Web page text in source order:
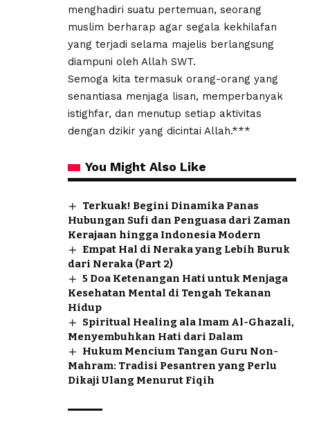
menghadiri suatu pertemuan, seorang
muslim berharap agar segala kekhilafan
yang terjadi selama majelis berlangsung
diampuni oleh Allah SWT.
Semoga kita termasuk orang-orang yang
senantiasa menjaga lisan, memperbanyak
istighfar, dan menutup setiap aktivitas
dengan dzikir yang dicintai Allah.***
You Might Also Like
Terkuak! Begini Dinamika Panas
Hubungan Sufi dan Penguasa dari Zaman
Kerajaan hingga Indonesia Modern
Empat Hal di Neraka yang Lebih Buruk
dari Neraka (Part 2)
5 Doa Ketenangan Hati untuk Menjaga
Kesehatan Mental di Tengah Tekanan
Hidup
Spiritual Healing ala Imam Al-Ghazali,
Menyembuhkan Hati dari Dalam
Hukum Mencium Tangan Guru Non-
Mahram: Tradisi Pesantren yang Perlu
Dikaji Ulang Menurut Fiqih